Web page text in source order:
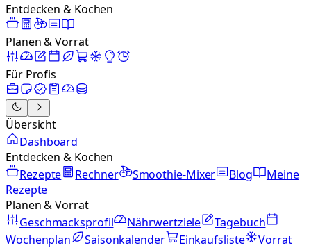
Entdecken & Kochen
Planen & Vorrat
Für Profis
Übersicht
Dashboard
Entdecken & Kochen
Rezepte
Rechner Smoothie-Mixer Blog
Meine
Rezepte
Planen & Vorrat
Geschmacksprofil
Nährwertziele
Tagebuch
Wochenplan
Saisonkalender Einkaufsliste
Vorrat